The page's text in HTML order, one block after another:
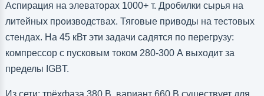
Аспирация на элеваторах 1000+ т. Дробилки сырья на
литейных производствах. Тяговые приводы на тестовых
стендах. На 45 кВт эти задачи садятся по перегрузу:
компрессор с пусковым током 280-300 А выходит за
пределы IGBT.
Из сети: трёхфаза 380 В, вариант 660 В существует для